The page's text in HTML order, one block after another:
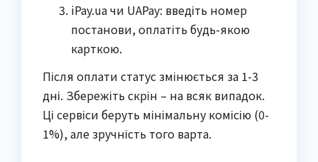
iPay.ua чи UAPay: введіть номер
постанови, оплатіть будь-якою
карткою.
Після оплати статус змінюється за 1-3
дні. Збережіть скрін – на всяк випадок.
Ці сервіси беруть мінімальну комісію (0-
1%), але зручність того варта.